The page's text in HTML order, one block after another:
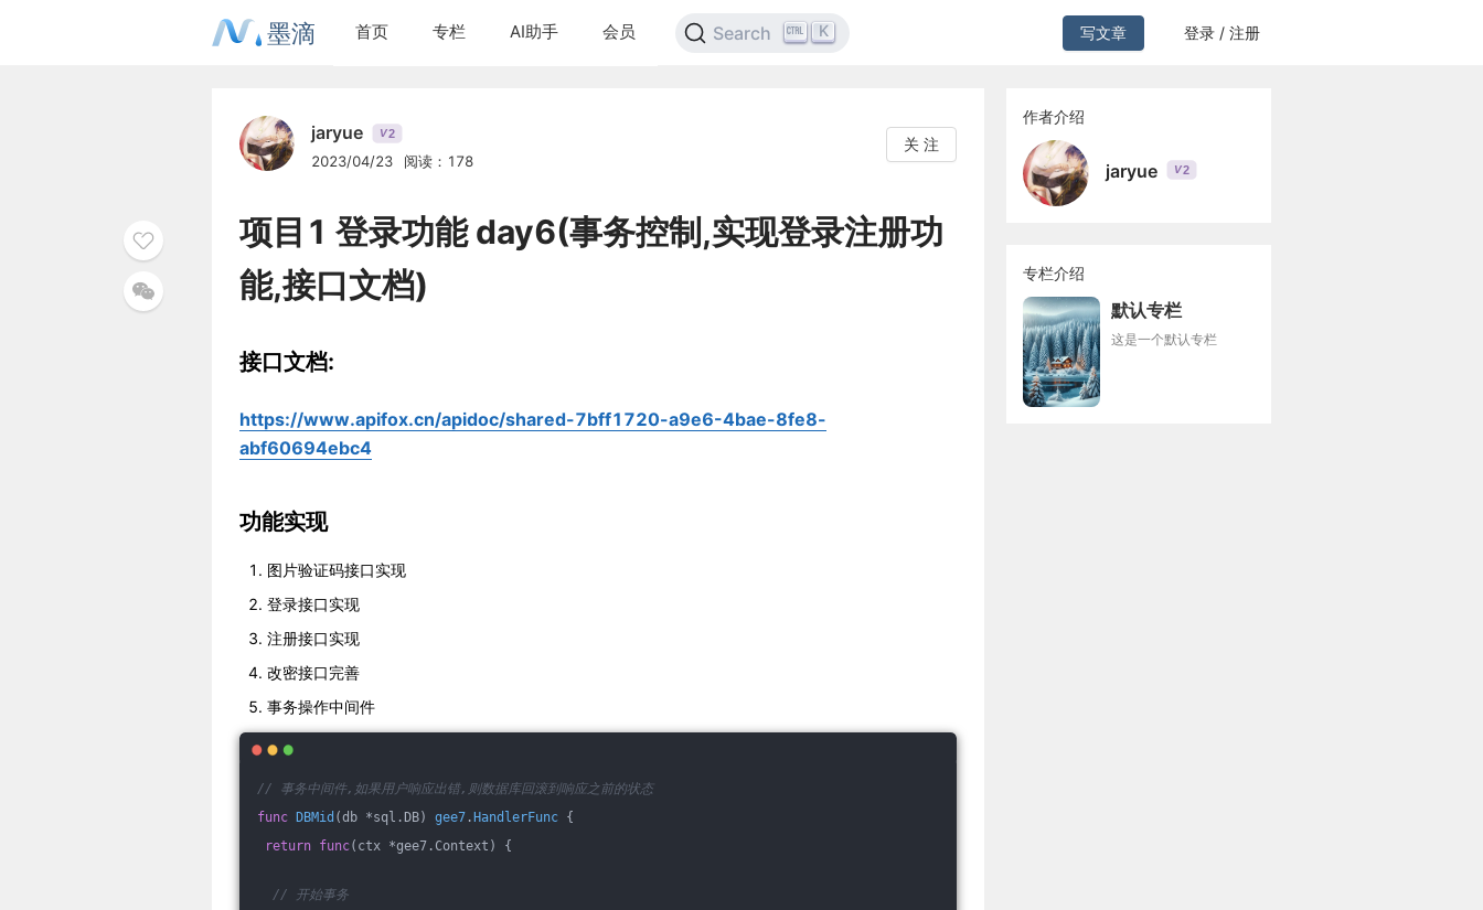
墨滴 首页 专栏 AI助手 会员 Search K 写文章 登录 / 注册
jaryue V2
2023/04/23 阅读：178
关 注
项目1 登录功能 day6(事务控制,实现登录注册功
能,接口文档)
接口文档:
https://www.apifox.cn/apidoc/shared-7bff1720-a9e6-4bae-8fe8-
abf60694ebc4
功能实现
图片验证码接口实现
登录接口实现
注册接口实现
改密接口完善
事务操作中间件
// 事务中间件,如果用户响应出错,则数据库回滚到响应之前的状态
func
DBMid (db *sql.DB) gee7 . HandlerFunc {
return func(ctx *gee7.Context) {
// 开始事务
作者介绍
jaryue V2
专栏介绍
默认专栏
这是一个默认专栏